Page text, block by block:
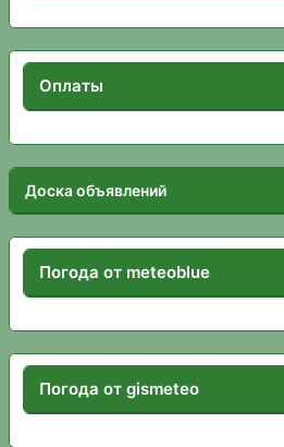
Оплаты
Доска объявлений
Погода от meteoblue
Погода от gismeteo